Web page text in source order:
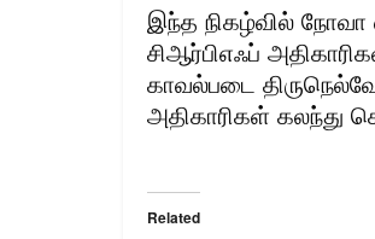
இந்த நிகழ்வில்
சிஆர்பிஎஃப்
காவல்படை
அதிகாரிகள் கலந்து
Related